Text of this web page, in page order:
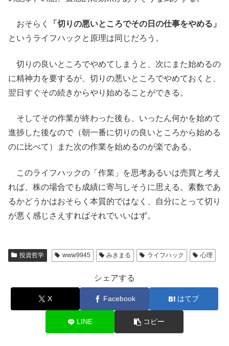
おそらく
「切りの悪いところでその日の仕事をやめる」
というライフハックと原理は同じだろう。
切りの良いところでやめてしまうと、次にまた始めるの
に精神力を要するが、切りの悪いところでやめておくと、
翌日すぐその続きからやり始めることができる。
そしてその作業が終わった後も、いったん何かを始めて
進捗した後なので（朝一番に切りの良いところから始める
のに比べて）また次の作業を始めるのが楽である。
このライフハックの「作業」を思考あるいは売買と考え
れば、株の場合でも成績に寄与しそうに思える。素数であ
るかどうかはおそらく本質的ではなく、自分にとって切り
が悪く感じさえすればそれでいいはず。
投資哲学 www9945 みきまる ライフハック 心理
シェアする
X Facebook はてブ
LINE コピー